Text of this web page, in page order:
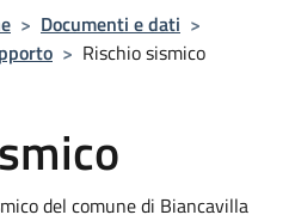
> Documenti e dati >
> Rischio sismico
del comune di Biancavilla